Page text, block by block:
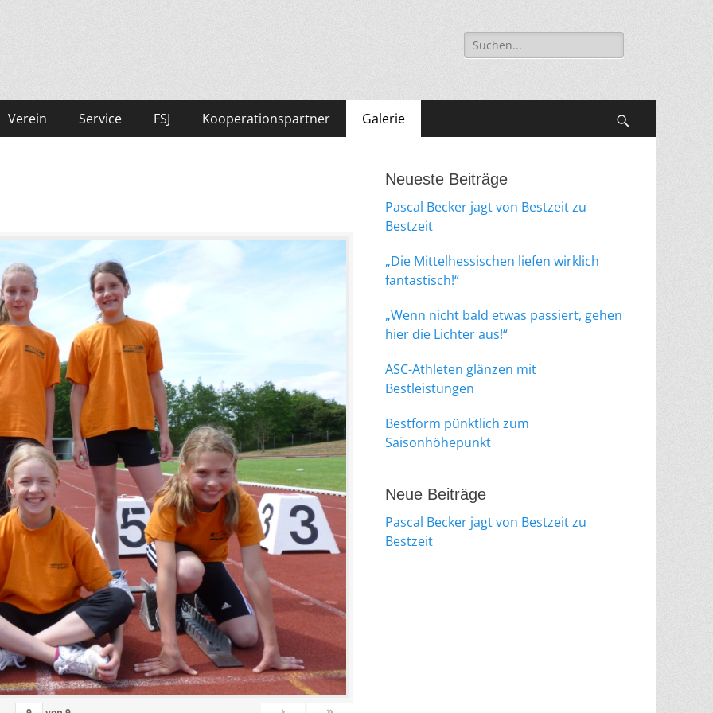
Suche
nach:
Verein Service FSJ Kooperationspartner Galerie
Neueste Beiträge
Pascal Becker jagt von Bestzeit zu
Bestzeit
„Die Mittelhessischen liefen wirklich
fantastisch!“
„Wenn nicht bald etwas passiert, gehen
hier die Lichter aus!“
ASC-Athleten glänzen mit
Bestleistungen
Bestform pünktlich zum
Saisonhöhepunkt
Neue Beiträge
Pascal Becker jagt von Bestzeit zu
Bestzeit